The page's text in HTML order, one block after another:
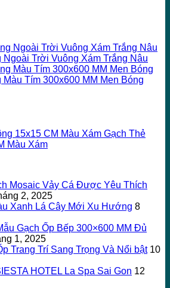
Trời Vuông Xám Trắng Nâu
Tím 300x600 MM Men Bóng
Gạch Thẻ
Màu Xám
Mosaic Vảy Cá Được Yêu Thích
2, 2025
Xanh Lá Cây Mới Xu Hướng 8
Gạch Ốp Bếp 300×600 MM Đủ
1, 2025
Trang Trí Sang Trọng Và Nổi bật 10
HOTEL La Spa Sai Gon 12